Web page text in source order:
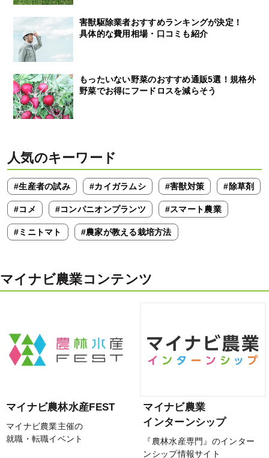
害獣駆除業者おすすめランキングが決定！
具体的な費用相場・口コミも紹介
もったいない野菜のおすすめ通販5選！規格外
野菜でお得にフードロスを減らそう
人気のキーワード
#生産者の試み #カイガラムシ #害獣対策 #除草剤
#コメ #コンパニオンプランツ #スマート農業
#ミニトマト #農家が教える栽培方法
マイナビ農業コンテンツ
マイナビ農林水産FEST
マイナビ農業主催の
就職・転職イベント
マイナビ農業
インターンシップ
『農林水産専門』のインター
ンシップ情報サイト